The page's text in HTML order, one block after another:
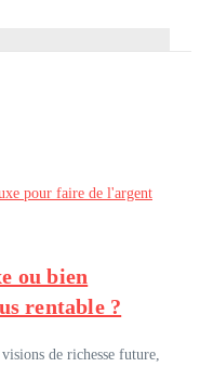
ou bien
rentable ?
de richesse future,